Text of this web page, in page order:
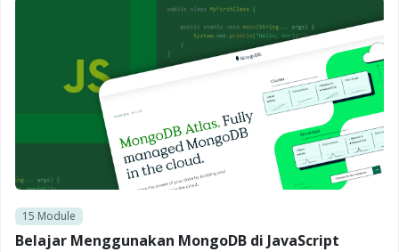
15 Module
Belajar Menggunakan MongoDB di JavaScript